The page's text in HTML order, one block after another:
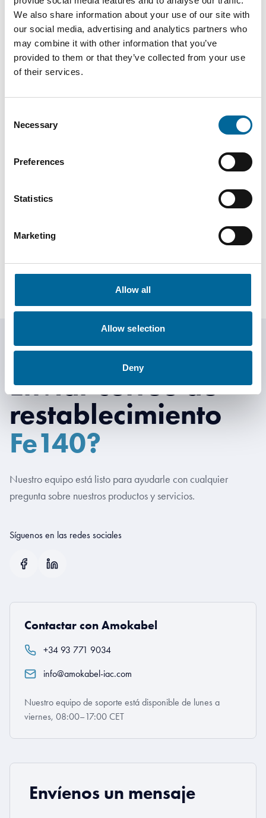
We also share information about your use of our site with
our social media, advertising and analytics partners who
may combine it with other information that you’ve
provided to them or that they’ve collected from your use
of their services.
Selection
Necessary
Preferences
Statistics
Marketing
Allow all
Allow selection
Deny
Fredrik Karlsson
+46 481 750 864
fredrik.karlsson@amokabel.com
Enviar correo de
restablecimiento
Fe140?
Nuestro equipo está listo para ayudarle con cualquier
pregunta sobre nuestros productos y servicios.
Síguenos en las redes sociales
Contactar con Amokabel
+34 93 771 9034
info@amokabel-iac.com
Nuestro equipo de soporte está disponible de lunes a
viernes, 08:00–17:00 CET
Envíenos un mensaje